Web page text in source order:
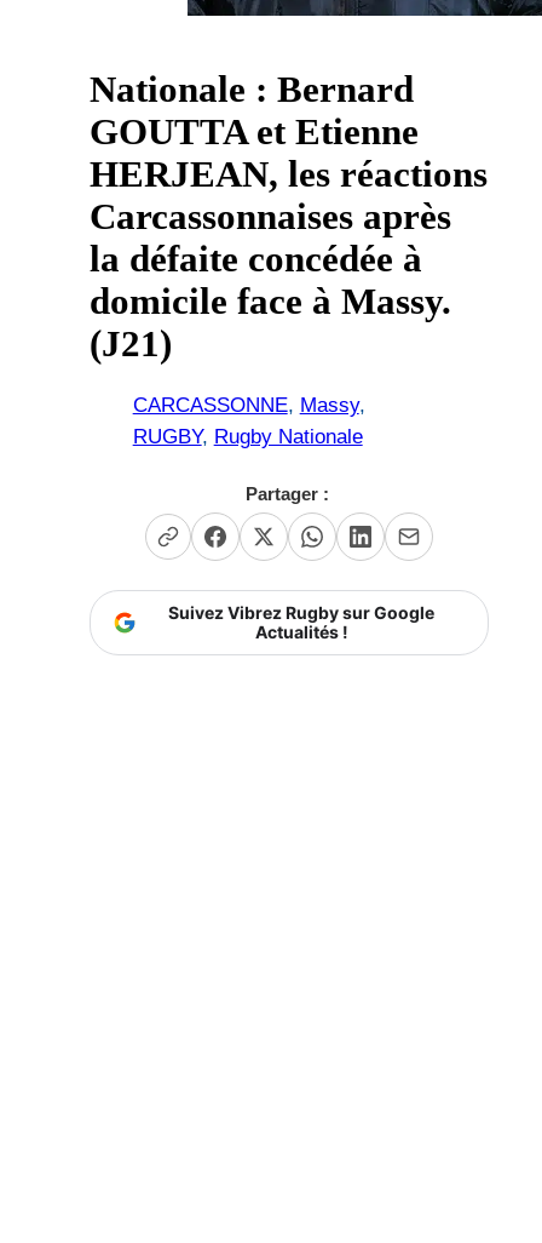
Nationale : Bernard
GOUTTA et Etienne
HERJEAN, les réactions
Carcassonnaises après
la défaite concédée à
domicile face à Massy.
(J21)
CARCASSONNE, Massy
RUGBY, Rugby Nationale
Partager :
Suivez Vibrez Rugby sur Google
Actualités !